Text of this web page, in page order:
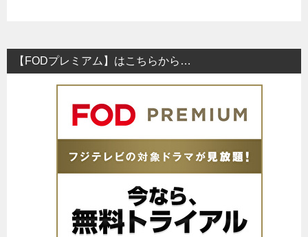
【FODプレミアム】はこちらから…